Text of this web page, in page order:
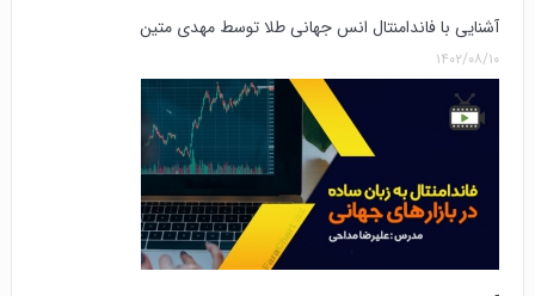
آشنایی با فاندامنتال انس جهانی طلا توسط مهدی متین
۱۴۰۲/۰۸/۱۰